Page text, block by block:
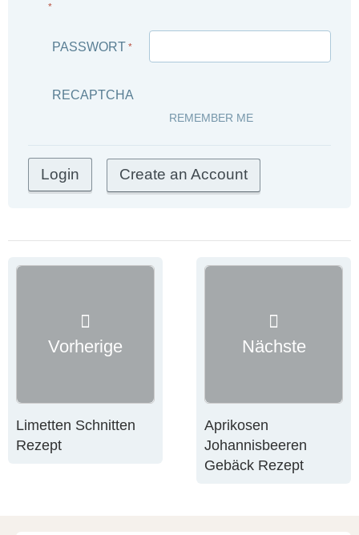
*
PASSWORT *
RECAPTCHA
REMEMBER ME
Create an Account
Vorherige
Limetten Schnitten
Rezept
Nächste
Aprikosen
Johannisbeeren
Gebäck Rezept